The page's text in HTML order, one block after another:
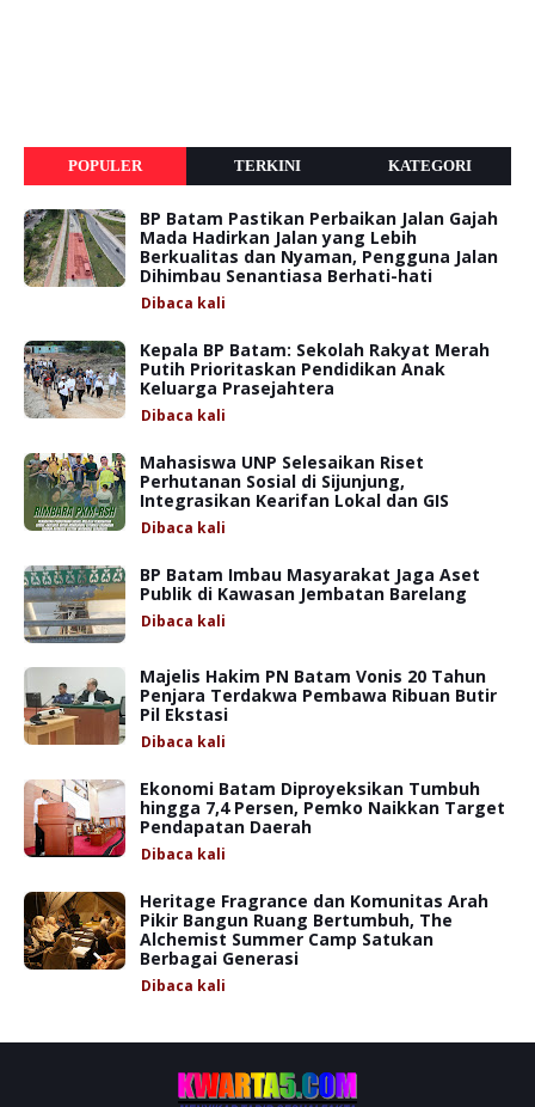
POPULER TERKINI KATEGORI
BP Batam Pastikan Perbaikan Jalan Gajah
Mada Hadirkan Jalan yang Lebih
Berkualitas dan Nyaman, Pengguna Jalan
Dihimbau Senantiasa Berhati-hati
Dibaca kali
Kepala BP Batam: Sekolah Rakyat Merah
Putih Prioritaskan Pendidikan Anak
Keluarga Prasejahtera
Dibaca kali
Mahasiswa UNP Selesaikan Riset
Perhutanan Sosial di Sijunjung,
Integrasikan Kearifan Lokal dan GIS
Dibaca kali
BP Batam Imbau Masyarakat Jaga Aset
Publik di Kawasan Jembatan Barelang
Dibaca kali
Majelis Hakim PN Batam Vonis 20 Tahun
Penjara Terdakwa Pembawa Ribuan Butir
Pil Ekstasi
Dibaca kali
Ekonomi Batam Diproyeksikan Tumbuh
hingga 7,4 Persen, Pemko Naikkan Target
Pendapatan Daerah
Dibaca kali
Heritage Fragrance dan Komunitas Arah
Pikir Bangun Ruang Bertumbuh, The
Alchemist Summer Camp Satukan
Berbagai Generasi
Dibaca kali